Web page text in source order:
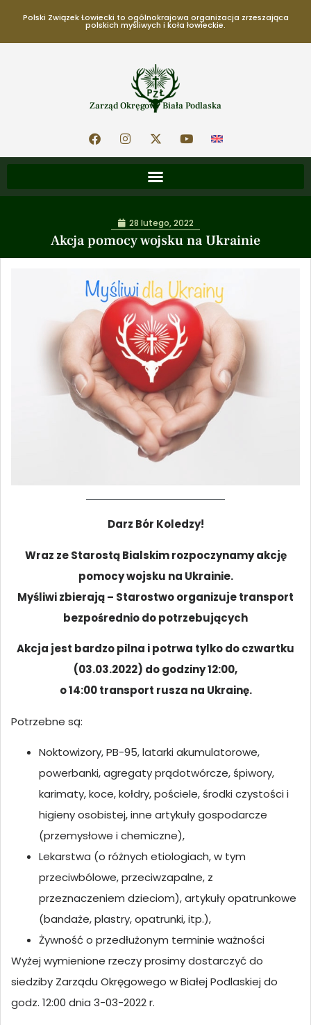
Polski Związek Łowiecki to ogólnokrajowa organizacja zrzeszająca
polskich myśliwych i koła łowieckie.
Zarząd Okręgowy Biała Podlaska
Akcja pomocy wojsku na Ukrainie
28 lutego, 2022
Darz Bór Koledzy!
Wraz ze Starostą Bialskim rozpoczynamy akcję
pomocy wojsku na Ukrainie.
Myśliwi zbierają – Starostwo organizuje transport
bezpośrednio do potrzebujących
Akcja jest bardzo pilna i potrwa tylko do czwartku
(03.03.2022) do godziny 12:00,
o 14:00 transport rusza na Ukrainę.
Potrzebne są:
Noktowizory, PB-95,latarki akumulatorowe,
powerbanki, agregaty prądotwórcze, śpiwory,
karimaty, koce, kołdry, pościele, środki czystości i
higieny osobistej, inne artykuły gospodarcze
(przemysłowe i chemiczne),
Lekarstwa (o różnych etiologiach, w tym
przeciwbólowe, przeciwzapalne, z
przeznaczeniem dzieciom), artykuły opatrunkowe
(bandaże, plastry, opatrunki, itp.),
Żywność o przedłużonym terminie ważności
Wyżej wymienione rzeczy prosimy dostarczyć do
siedziby Zarządu Okręgowego w Białej Podlaskiej do
godz. 12:00 dnia 3-03-2022 r.